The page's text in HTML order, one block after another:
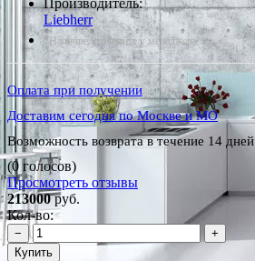
Производитель:
Liebherr
*Наличие уточняйте у менеджера
Оплата при получении
Доставим сегодня по Москве и МО
Возможность возврата в течение 14 дней
(0 голосов)
Просмотреть отзывы
213000руб.
Кол-во:
−
+
Купить